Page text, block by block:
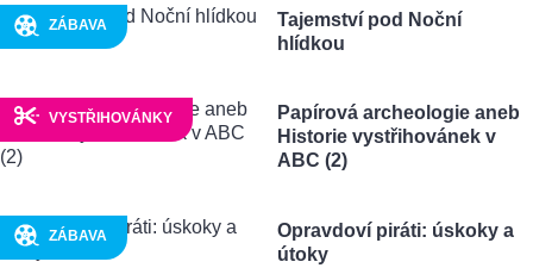
ZÁBAVA
Tajemství pod Noční
hlídkou
VYSTŘIHOVÁNKY
Papírová archeologie aneb
Historie vystřihovánek v
ABC (2)
ZÁBAVA
Opravdoví piráti: úskoky a
útoky